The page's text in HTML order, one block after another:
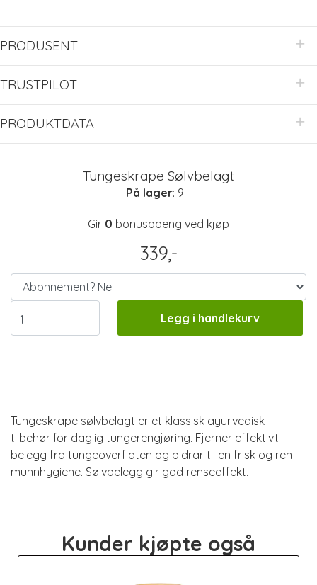
PRODUSENT
TRUSTPILOT
PRODUKTDATA
Tungeskrape Sølvbelagt
På lager: 9
Gir 0 bonuspoeng ved kjøp
339,-
Legg i handlekurv
Tungeskrape sølvbelagt er et klassisk ayurvedisk
tilbehør for daglig tungerengjøring. Fjerner effektivt
belegg fra tungeoverflaten og bidrar til en frisk og ren
munnhygiene. Sølvbelegg gir god renseeffekt.
Kunder kjøpte også